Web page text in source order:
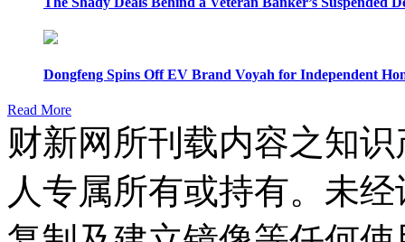
Dongfeng Spins Off EV Brand Voyah for Independent
Read More
财新网所刊载内容之知
人专属所有或持有。未